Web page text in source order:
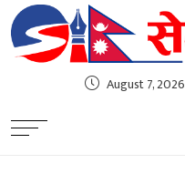
August 7, 2026